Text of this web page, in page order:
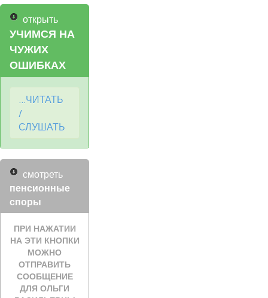
открыть
УЧИМСЯ НА
ЧУЖИХ
ОШИБКАХ
...ЧИТАТЬ
/
СЛУШАТЬ
смотреть
пенсионные
споры
ПРИ НАЖАТИИ
НА ЭТИ КНОПКИ
МОЖНО
ОТПРАВИТЬ
СООБЩЕНИЕ
ДЛЯ ОЛЬГИ